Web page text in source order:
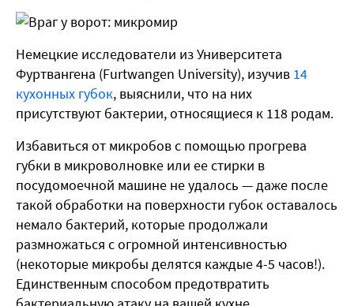
Немецкие исследователи из Университета
Фуртвангена (Furtwangen University), изучив 14
кухонных губок, выяснили, что на них
присутствуют бактерии, относящиеся к 118 родам.
Избавиться от микробов с помощью прогрева
губки в микроволновке или ее стирки в
посудомоечной машине не удалось — даже после
такой обработки на поверхности губок оставалось
немало бактерий, которые продолжали
размножаться с огромной интенсивностью
(некоторые микробы делятся каждые 4-5 часов!).
Единственным способом предотвратить